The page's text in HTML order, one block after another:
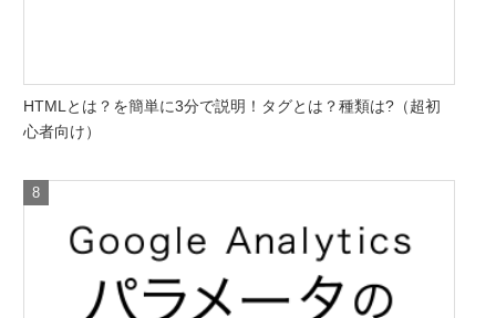
HTMLとは？を簡単に3分で説明！タグとは？種類は?（超初
心者向け）